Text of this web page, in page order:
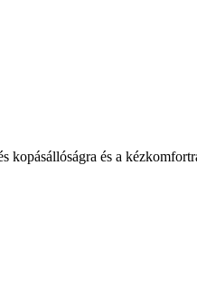
kopásállóságra és a